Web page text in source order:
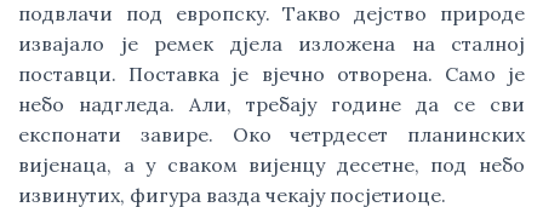
подвлачи под европску. Такво дејство природе
извајало је ремек дјела изложена на сталној
поставци. Поставка је вјечно отворена. Само је
небо надгледа. Али, требају године да се сви
експонати завире. Око четрдесет планинских
вијенаца, а у сваком вијенцу десетне, под небо
извинутих, фигура вазда чекају посјетиоце.